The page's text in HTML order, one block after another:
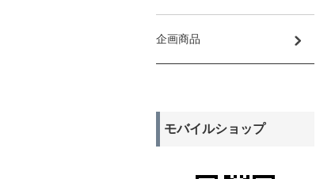
企画商品
モバイルショップ